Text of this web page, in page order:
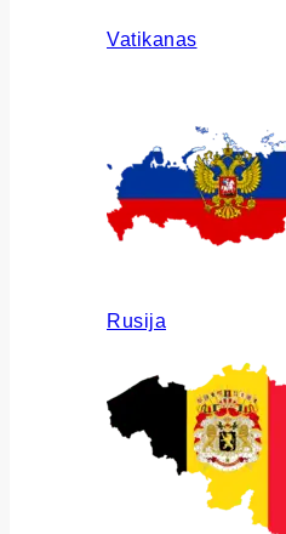
Vatikanas
Rusija